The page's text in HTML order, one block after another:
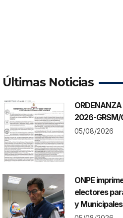
Últimas Noticias
2026-GRSM/
05/08/2026
ONPE
electores
y